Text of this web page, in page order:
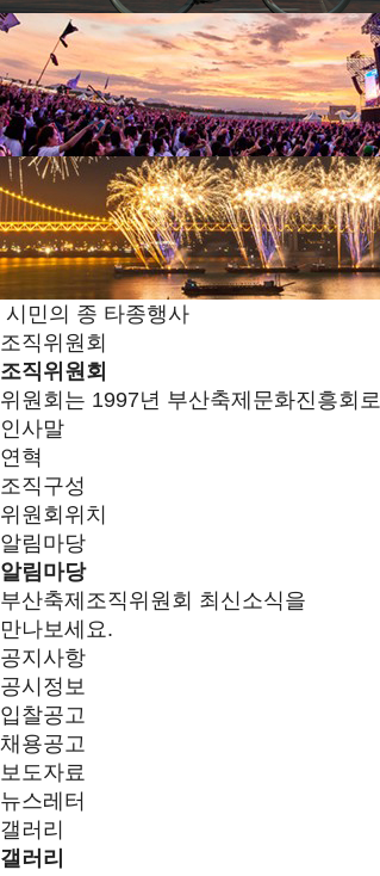
시민의 종 타종행사
조직위원회
조직위원회
위원회는 1997년 부산축제문화진흥회
인사말
연혁
조직구성
위원회위치
알림마당
알림마당
부산축제조직위원회 최신소식을
만나보세요.
공지사항
공시정보
입찰공고
채용공고
보도자료
뉴스레터
갤러리
갤러리